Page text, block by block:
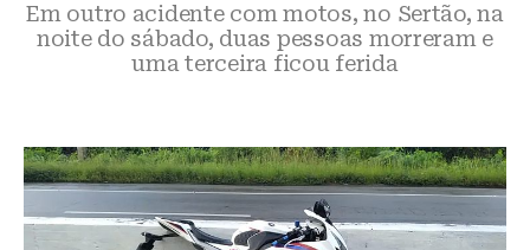
Em outro acidente com motos, no Sertão, na
noite do sábado, duas pessoas morreram e
uma terceira ficou ferida